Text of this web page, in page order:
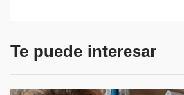
Te puede interesar